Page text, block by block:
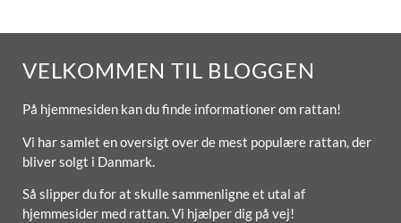
VELKOMMEN TIL BLOGGEN
På hjemmesiden kan du finde informationer om rattan!
Vi har samlet en oversigt over de mest populære rattan, der
bliver solgt i Danmark.
Så slipper du for at skulle sammenligne et utal af
hjemmesider med rattan. Vi hjælper dig på vej!